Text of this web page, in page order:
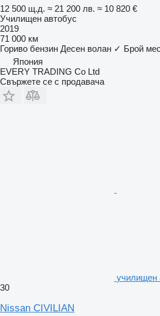
12 500 щ.д. ≈ 21 200 лв. ≈ 10 820 €
Училищен автобус
2019
71 000 км
Гориво бензин Десен волан ✓ Брой
Япония
EVERY TRADING Co Ltd
Свържете се с продавача
училищен
30
Nissan CIVILIAN